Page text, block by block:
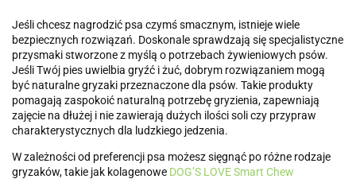
Jeśli chcesz nagrodzić psa czymś smacznym, istnieje wiele
bezpiecznych rozwiązań. Doskonale sprawdzają się specjalistyczne
przysmaki stworzone z myślą o potrzebach żywieniowych psów.
Jeśli Twój pies uwielbia gryźć i żuć, dobrym rozwiązaniem mogą
być naturalne gryzaki przeznaczone dla psów. Takie produkty
pomagają zaspokoić naturalną potrzebę gryzienia, zapewniają
zajęcie na dłużej i nie zawierają dużych ilości soli czy przypraw
charakterystycznych dla ludzkiego jedzenia.
W zależności od preferencji psa możesz sięgnąć po różne rodzaje
gryzaków, takie jak kolagenowe DOG’S LOVE Smart Chew